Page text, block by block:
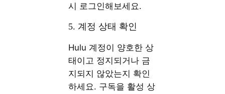
시 로그인해보세요.
5. 계정 상태 확인
Hulu 계정이 양호한 상
태이고 정지되거나 금
지되지 않았는지 확인
하세요. 구독을 활성 상